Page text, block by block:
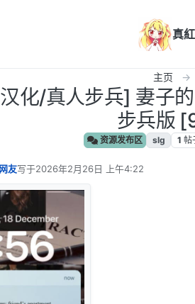
真
主页
化/真人步兵] 妻子
步兵版
资源发布区 slg 1 帖
友写于2026年2月26日 上午4:22
最后由 编辑